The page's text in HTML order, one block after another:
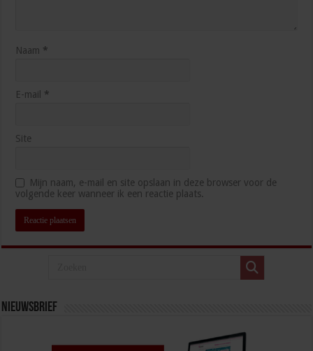
Naam *
E-mail *
Site
Mijn naam, e-mail en site opslaan in deze browser voor de
volgende keer wanneer ik een reactie plaats.
Nieuwsbrief